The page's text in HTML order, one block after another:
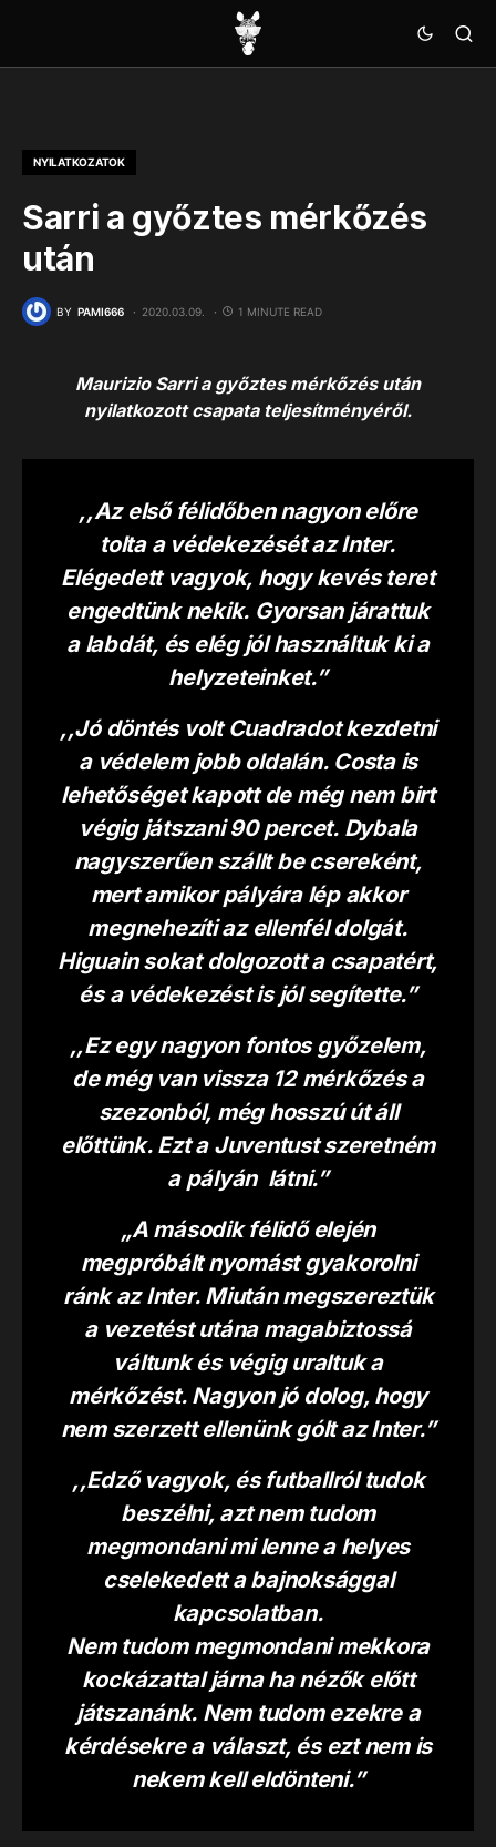
NYILATKOZATOK
Sarri a győztes mérkőzés
után
BY PAMI666 2020.03.09. 1 MINUTE READ
Maurizio Sarri a győztes mérkőzés után
nyilatkozott csapata teljesítményéről.
,,Az első félidőben nagyon előre
tolta a védekezését az Inter.
Elégedett vagyok, hogy kevés teret
engedtünk nekik. Gyorsan járattuk
a labdát, és elég jól használtuk ki a
helyzeteinket.”
,,Jó döntés volt Cuadradot kezdetni
a védelem jobb oldalán. Costa is
lehetőséget kapott de még nem birt
végig játszani 90 percet. Dybala
nagyszerűen szállt be csereként,
mert amikor pályára lép akkor
megnehezíti az ellenfél dolgát.
Higuain sokat dolgozott a csapatért,
és a védekezést is jól segítette.”
,,Ez egy nagyon fontos győzelem,
de még van vissza 12 mérkőzés a
szezonból, még hosszú út áll
előttünk. Ezt a Juventust szeretném
a pályán látni.”
„A második félidő elején
megpróbált nyomást gyakorolni
ránk az Inter. Miután megszereztük
a vezetést utána magabiztossá
váltunk és végig uraltuk a
mérkőzést. Nagyon jó dolog, hogy
nem szerzett ellenünk gólt az Inter.”
,,Edző vagyok, és futballról tudok
beszélni, azt nem tudom
megmondani mi lenne a helyes
cselekedett a bajnoksággal
kapcsolatban.
Nem tudom megmondani mekkora
kockázattal járna ha nézők előtt
játszanánk. Nem tudom ezekre a
kérdésekre a választ, és ezt nem is
nekem kell eldönteni.”